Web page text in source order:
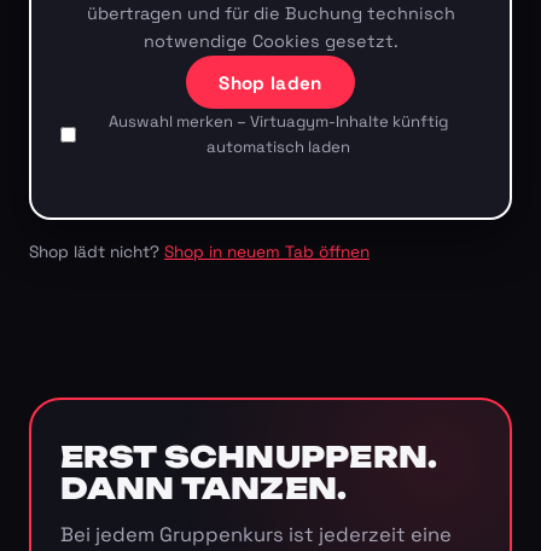
übertragen und für die Buchung technisch
notwendige Cookies gesetzt.
Shop laden
Auswahl merken – Virtuagym-Inhalte künftig
automatisch laden
Shop lädt nicht? Shop in neuem Tab öffnen
ERST SCHNUPPERN.
DANN TANZEN.
Bei jedem Gruppenkurs ist jederzeit eine